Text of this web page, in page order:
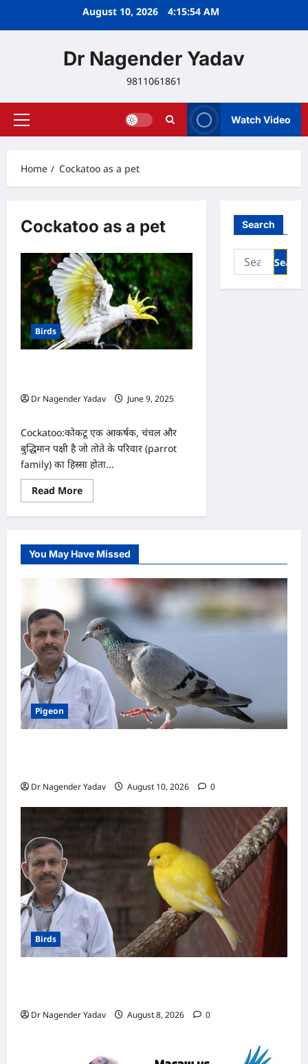
August 10, 2026 4:15:54 AM
Dr Nagender Yadav
9811061861
Primary
Watch Video
Home Cockatoo as a pet
Cockatoo as a pet
Birds
Dr Nagender Yadav
June 9, 2025
Cockatoo:कोकटू एक आकर्षक, चंचल और
बुद्धिमान पक्षी है जो तोते के परिवार (parrot
family) का हिस्सा होता...
Read MoreRead
more
एक
बुद्धिमान
पक्षी…,
जानें
कोकटू
(Cockatoo)
बारे
में
ख़ास
बातें
Search
Search
for:
You May Have Missed
Pigeon
Dr Nagender Yadav August 10, 2026 0
Birds
Dr Nagender Yadav August 8, 2026 0